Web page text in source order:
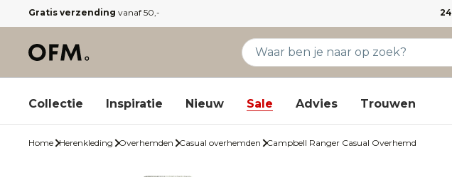
Gratis verzending vanaf 50,- 24
Collectie Inspiratie Nieuw Sale Advies Trouwen
Home Herenkleding Overhemden Casual overhemden Campbell Ranger Casual Overhemd